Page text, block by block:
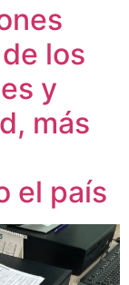
los
y
más
el país